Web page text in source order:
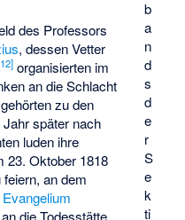
b
a
n
d
s
d
e
r
S
e
k
ti
des Professors
, dessen Vetter
12] organisierten im
an dieSchlacht
zu den
später nach
luden ihre
23. Oktober 1818
an dem
Evangelium
die Todesstätte